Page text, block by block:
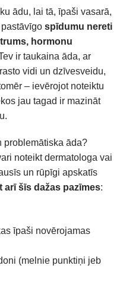
ādu, lai tā, īpaši vasarā,
spīdumu nereti
hormonu
ir taukaina āda, ar
vidi un dzīvesveidu,
– ievērojot noteiktu
jau tagad ir mazināt
problemātiska āda?
noteikt dermatologa vai
un rūpīgi apskatīs
arī šīs dažas pazīmes:
īpaši novērojamas
(melnie punktiņi jeb